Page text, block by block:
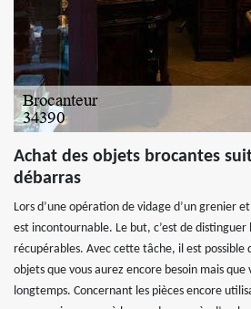
Achat des objets brocantes
débarras
Lors d’une opération de vidage d’un grenier
est incontournable. Le but, c’est de distinguer
récupérables. Avec cette tâche, il est possible
objets que vous aurez encore besoin mais que
longtemps. Concernant les pièces encore